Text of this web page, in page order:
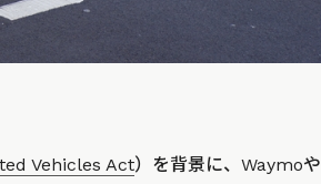
Vehicles Act）を背景に、Waymoや